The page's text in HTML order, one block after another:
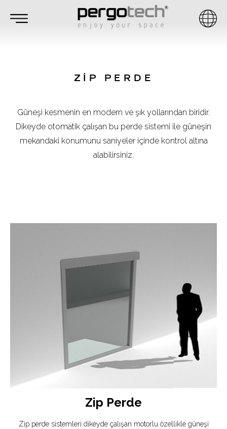
ZİP PERDE
Güneşi kesmenin en modern ve şık yollarından biridir.
Dikeyde otomatik çalışan bu perde sistemi ile güneşin
mekandaki konumunu saniyeler içinde kontrol altına
alabilirsiniz.
Zip Perde
Zip perde sistemleri dikeyde çalışan motorlu özellikle güneşi